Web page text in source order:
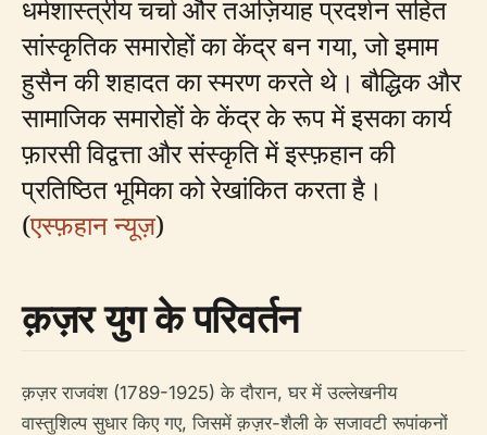
धर्मशास्त्रीय चर्चा और तअज़ियाह प्रदर्शन सहित
सांस्कृतिक समारोहों का केंद्र बन गया, जो इमाम
हुसैन की शहादत का स्मरण करते थे। बौद्धिक और
सामाजिक समारोहों के केंद्र के रूप में इसका कार्य
फ़ारसी विद्वत्ता और संस्कृति में इस्फ़हान की
प्रतिष्ठित भूमिका को रेखांकित करता है।
(एस्फ़हान न्यूज़)
क़ज़र युग के परिवर्तन
क़ज़र राजवंश (1789-1925) के दौरान, घर में उल्लेखनीय
वास्तुशिल्प सुधार किए गए, जिसमें क़ज़र-शैली के सजावटी रूपांकनों